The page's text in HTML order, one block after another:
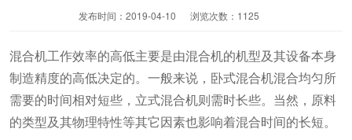
发布时间：2019-04-10 浏览次数： 1125
混合机工作效率的高低主要是由混合机的机型及其设备本身
制造精度的高低决定的。一般来说，卧式混合机混合均匀所
需要的时间相对短些，立式混合机则需时长些。当然，原料
的类型及其物理特性等其它因素也影响着混合时间的长短。